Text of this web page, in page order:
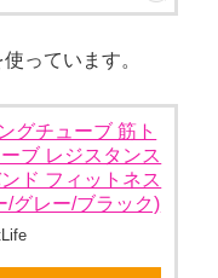
っています。
グチューブ 筋ト
ブ レジスタンス
ド フィットネス
/グレー/ブラック)